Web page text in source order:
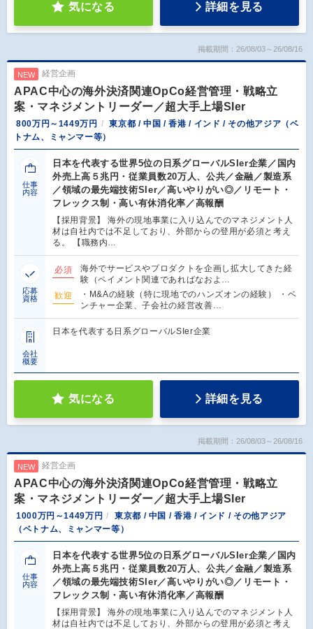
気になる 詳細を見る
掲載期間：26/08/03～26/08/16
NEW 経営企画
APAC中心の海外決済関連OpCo経営管理・戦略立
案・マネジメントリーダー／超大手上場SIer
800万円～1449万円
東京都 / 中国 / 香港 / インド / その他アジア（ベ
トナム、ミャンマー等）
仕事
内容
日本を代表する世界5位の日系グローバルSIer企業／国内
外売上高５兆円・従業員数20万人、公共／金融／製造系
／領域の最先端技術SIer／高いやりがい◎／リモート・
フレックス制・高い有休消化率／高報酬
【採用背景】 海外の現地事業に入り込んでのマネジメント人
材は自社内では不足しており、外部からの登用が必須と考え
る。 【職務内…
応募
資格
必須
海外でサービスやプロダクトを企画し拡大してきた経
験（ペイメント関連であればなおよ…
歓迎
・M&Aの経験（特に現地でのハンズオンの経験） ・ベ
ンチャー企業、子会社の経営改善…
会社
概要
日本を代表する日系グローバルSIer企業
気になる 詳細を見る
掲載期間：26/08/03～26/08/16
NEW 経営企画
APAC中心の海外決済関連OpCo経営管理・戦略立
案・マネジメントリーダー／超大手上場SIer
1000万円～1449万円
東京都 / 中国 / 香港 / インド / その他アジア
（ベトナム、ミャンマー等）
仕事
内容
日本を代表する世界5位の日系グローバルSIer企業／国内
外売上高５兆円・従業員数20万人、公共／金融／製造系
／領域の最先端技術SIer／高いやりがい◎／リモート・
フレックス制・高い有休消化率／高報酬
【採用背景】 海外の現地事業に入り込んでのマネジメント人
材は自社内では不足しており、外部からの登用が必須と考え